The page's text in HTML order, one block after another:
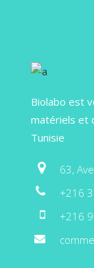
Biolabo est
matériels et
Tunisie
63,
+216
+216